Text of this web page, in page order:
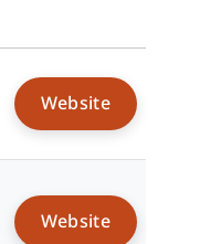
Website
Website